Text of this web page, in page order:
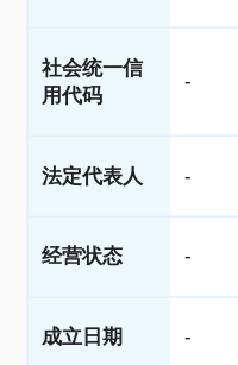
社会统一信
用代码
-
法定代表人 -
经营状态 -
成立日期 -